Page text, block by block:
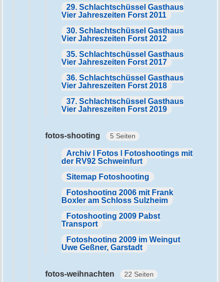
29. Schlachtschüssel Gasthaus
Vier Jahreszeiten Forst 2011
30. Schlachtschüssel Gasthaus
Vier Jahreszeiten Forst 2012
35. Schlachtschüssel Gasthaus
Vier Jahreszeiten Forst 2017
36. Schlachtschüssel Gasthaus
Vier Jahreszeiten Forst 2018
37. Schlachtschüssel Gasthaus
Vier Jahreszeiten Forst 2019
fotos-shooting 5 Seiten
Archiv | Fotos | Fotoshootings mit
der RV92 Schweinfurt
Sitemap Fotoshooting
Fotoshooting 2006 mit Frank
Boxler am Schloss Sulzheim
Fotoshooting 2009 Pabst
Transport
Fotoshooting 2009 im Weingut
Uwe Geßner, Garstadt
fotos-weihnachten 22 Seiten